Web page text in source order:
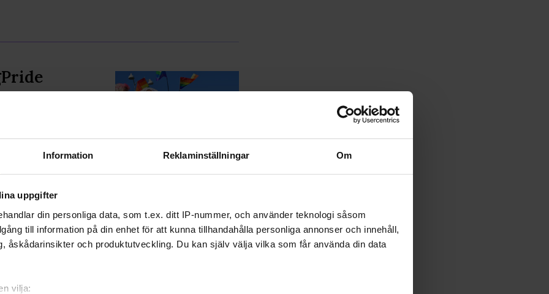
Information Reklaminställningar Om
uppgifter
din personliga data, som t.ex. ditt IP-nummer, och använder teknologi såsom
till information på din enhet för att kunna tillhandahålla personliga annonser och innehåll,
åskådarinsikter och produktutveckling. Du kan själv välja vilka som får använda din data
vilja:
sabotera
då
med